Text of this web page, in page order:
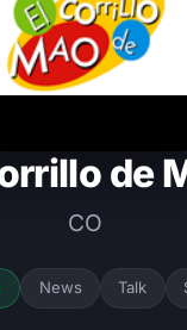
de
CO
News Talk